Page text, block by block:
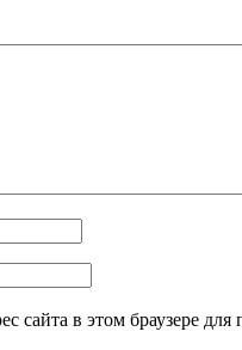
сайта в этом браузере